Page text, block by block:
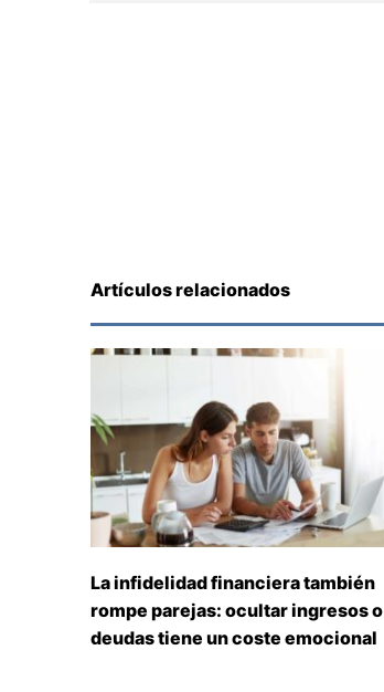
Artículos relacionados
La infidelidad financiera también
rompe parejas: ocultar ingresos o
deudas tiene un coste emocional